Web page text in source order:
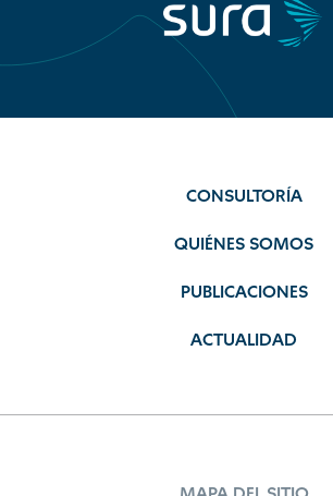
CONSULTORÍA
QUIÉNES SOMOS
PUBLICACIONES
ACTUALIDAD